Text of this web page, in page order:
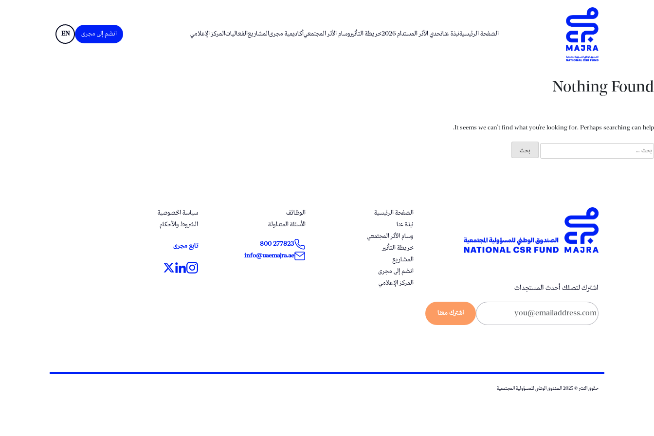
الصفحة الرئيسيةنبذة عناتحدي الأثر المستدام 2026 خريطة التأثيروسام الأثر المجتمعيأكاديمية مجرىالمشاريعالفعالياتالمركز الإعلامي انضم إلى مجرى EN
Nothing Found
It seems we can’t find what you’re looking for. Perhaps searching can help.
البحث
عن:
اشترك لتصلك أحدث المستجدات
اشترك معنا
الصفحة الرئيسية
نبذة عنا
وسام الأثر المجتمعي
خريطة التأثير
المشاريع
انضم إلى مجرى
المركز الإعلامي
الوظائف
الأسئلة المتداولة
800 277823
info@uaemajra.ae
سياسة الخصوصية
الشروط والأحكام
تابع مجرى
حقوق النشر © 2025 الصندوق الوطني للمسؤولية المجتمعية